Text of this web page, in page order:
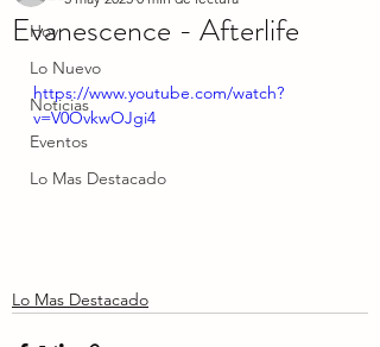
Hoy
Lo Nuevo
Noticias
Eventos
Lo Mas Destacado
Evanescence - Afterlife
https://www.youtube.com/watch?
v=V0OvkwOJgi4
Lo Mas Destacado